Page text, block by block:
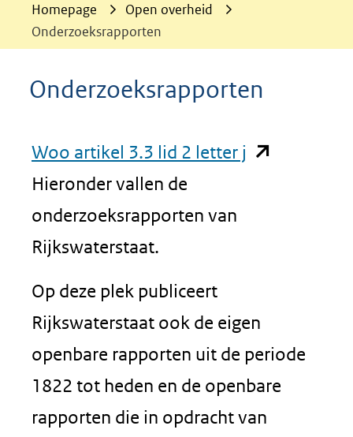
Homepage
Open overheid
Onderzoeksrapporten
Onderzoeksrapporten
Woo artikel 3.3 lid 2 letter j (opent
Hieronder vallen de
onderzoeksrapporten van
Rijkswaterstaat.
Op deze plek publiceert
Rijkswaterstaat ook de eigen
openbare rapporten uit de periode
1822 tot heden en de openbare
rapporten die in opdracht van